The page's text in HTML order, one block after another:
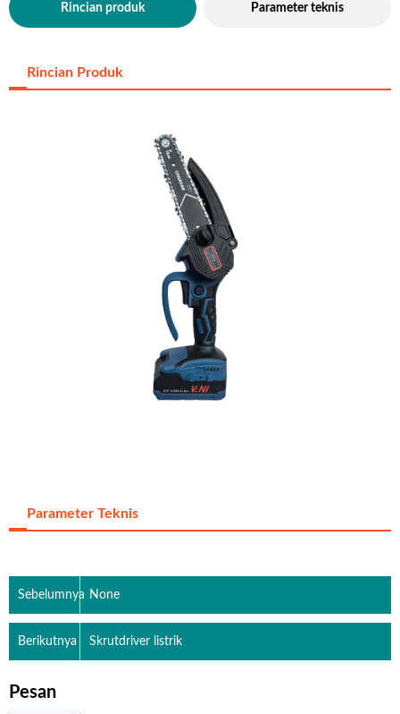
Rincian produk Parameter teknis
Rincian Produk
Parameter Teknis
Sebelumnya None
Skrutdriver listrik
Berikutnya
Pesan